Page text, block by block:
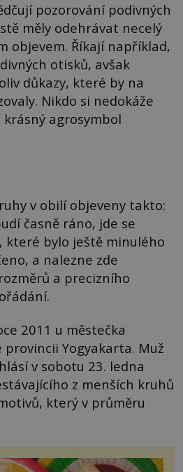
pozorování podivných
měly odehrávat necelý
objevem. Říkají například,
otisků, avšak
důkazy, které by na
Nikdo si nedokáže
agrosymbol
v obilí objeveny takto:
časně ráno, jde se
které bylo ještě minulého
a nalezne zde
a precizního
2011 u městečka
provincii Yogyakarta. Muž
v sobotu 23. ledna
z menších kruhů
který v průměru